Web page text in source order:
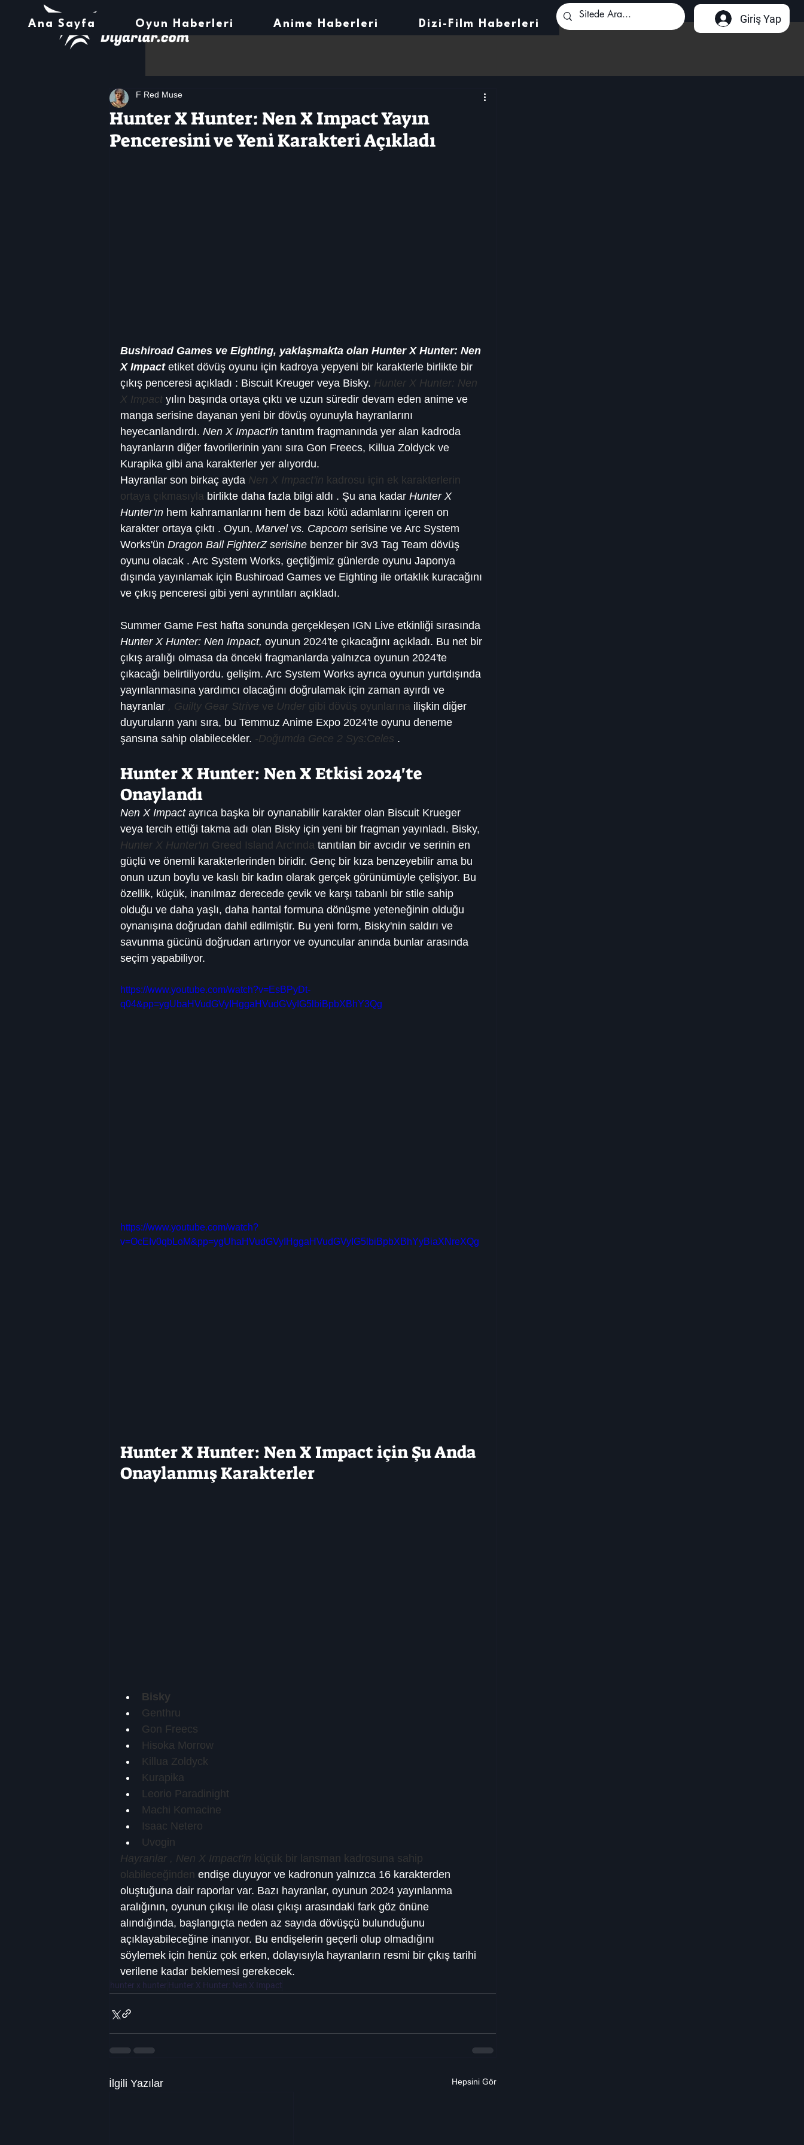
Ana Sayfa Oyun Haberleri Anime Haberleri Dizi-Film Haberleri Giriş Yap
Hunter X Hunter: Nen X Impact Yayın
Penceresini ve Yeni Karakteri Açıkladı
F Red Muse
Bushiroad Games ve Eighting, yaklaşmakta olan Hunter X Hunter: Nen
X Impact etiket dövüş oyunu için kadroya yepyeni bir karakterle birlikte bir
çıkış penceresi açıkladı : Biscuit Kreuger veya Bisky. Hunter X Hunter: Nen
X Impact yılın başında ortaya çıktı ve uzun süredir devam eden anime ve
manga serisine dayanan yeni bir dövüş oyunuyla hayranlarını
heyecanlandırdı. Nen X Impact'in tanıtım fragmanında yer alan kadroda
hayranların diğer favorilerinin yanı sıra Gon Freecs, Killua Zoldyck ve
Kurapika gibi ana karakterler yer alıyordu.
Hayranlar son birkaç ayda Nen X Impact'in kadrosu için ek karakterlerin
ortaya çıkmasıyla birlikte daha fazla bilgi aldı . Şu ana kadar Hunter X
Hunter'ın hem kahramanlarını hem de bazı kötü adamlarını içeren on
karakter ortaya çıktı . Oyun, Marvel vs. Capcom serisine ve Arc System
Works'ün Dragon Ball FighterZ serisine benzer bir 3v3 Tag Team dövüş
oyunu olacak . Arc System Works, geçtiğimiz günlerde oyunu Japonya
dışında yayınlamak için Bushiroad Games ve Eighting ile ortaklık kuracağını
ve çıkış penceresi gibi yeni ayrıntıları açıkladı.
Summer Game Fest hafta sonunda gerçekleşen IGN Live etkinliği sırasında
Hunter X Hunter: Nen Impact, oyunun 2024'te çıkacağını açıkladı. Bu net bir
çıkış aralığı olmasa da önceki fragmanlarda yalnızca oyunun 2024'te
çıkacağı belirtiliyordu. gelişim. Arc System Works ayrıca oyunun yurtdışında
yayınlanmasına yardımcı olacağını doğrulamak için zaman ayırdı ve
hayranlar , Guilty Gear Strive ve Under gibi dövüş oyunlarına ilişkin diğer
duyuruların yanı sıra, bu Temmuz Anime Expo 2024'te oyunu deneme
şansına sahip olabilecekler. -Doğumda Gece 2 Sys:Celes .
Hunter X Hunter: Nen X Etkisi 2024'te
Onaylandı
Nen X Impact ayrıca başka bir oynanabilir karakter olan Biscuit Krueger
veya tercih ettiği takma adı olan Bisky için yeni bir fragman yayınladı. Bisky,
Hunter X Hunter'ın Greed Island Arc'ında tanıtılan bir avcıdır ve serinin en
güçlü ve önemli karakterlerinden biridir. Genç bir kıza benzeyebilir ama bu
onun uzun boylu ve kaslı bir kadın olarak gerçek görünümüyle çelişiyor. Bu
özellik, küçük, inanılmaz derecede çevik ve karşı tabanlı bir stile sahip
olduğu ve daha yaşlı, daha hantal formuna dönüşme yeteneğinin olduğu
oynanışına doğrudan dahil edilmiştir. Bu yeni form, Bisky'nin saldırı ve
savunma gücünü doğrudan artırıyor ve oyuncular anında bunlar arasında
seçim yapabiliyor.
https://www.youtube.com/watch?v=EsBPyDt-
q04&pp=ygUbaHVudGVyIHggaHVudGVyIG5lbiBpbXBhY3Qg
https://www.youtube.com/watch?
v=OcEIv0qbLoM&pp=ygUhaHVudGVyIHggaHVudGVyIG5lbiBpbXBhYyBiaXNreXQg
Hunter X Hunter: Nen X Impact için Şu Anda
Onaylanmış Karakterler
Bisky
Genthru
Gon Freecs
Hisoka Morrow
Killua Zoldyck
Kurapika
Leorio Paradinight
Machi Komacine
Isaac Netero
Uvogin
Hayranlar , Nen X Impact'in küçük bir lansman kadrosuna sahip
olabileceğinden endişe duyuyor ve kadronun yalnızca 16 karakterden
oluştuğuna dair raporlar var. Bazı hayranlar, oyunun 2024 yayınlanma
aralığının, oyunun çıkışı ile olası çıkışı arasındaki fark göz önüne
alındığında, başlangıçta neden az sayıda dövüşçü bulunduğunu
açıklayabileceğine inanıyor. Bu endişelerin geçerli olup olmadığını
söylemek için henüz çok erken, dolayısıyla hayranların resmi bir çıkış tarihi
verilene kadar beklemesi gerekecek.
hunter x hunter Hunter X Hunter: Nen X Impact
İlgili Yazılar Hepsini Gör